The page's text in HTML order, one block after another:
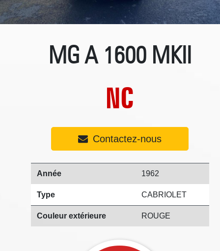
MG A 1600 MKII
NC
Contactez-nous
Année 1962
Type CABRIOLET
Couleur extérieure ROUGE